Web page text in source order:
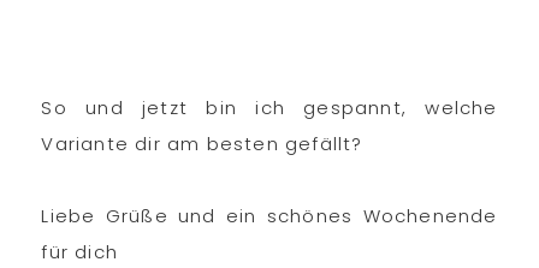
So und jetzt bin ich gespannt, welche
Variante dir am besten gefällt?
Liebe Grüße und ein schönes Wochenende
für dich